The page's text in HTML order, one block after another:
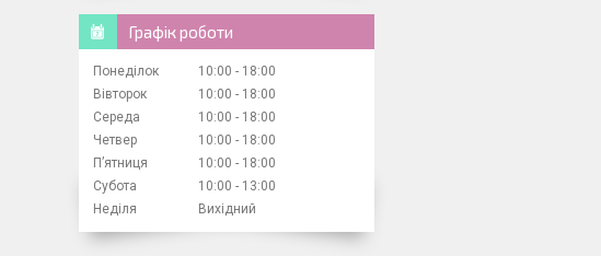
Графік роботи
Понеділок 10:00
18:00
Вівторок
10:00
18:00
Середа
10:00
18:00
Четвер
10:00
18:00
Пʼятниця
10:00
18:00
Субота
10:00
13:00
Неділя
Вихідний